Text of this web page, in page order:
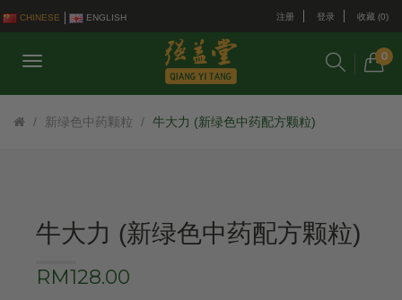
CHINESE ENGLISH 注册 登录 收藏 (0)
0
新绿色中药颗粒 牛大力 (新绿色中药配方颗粒)
牛大力 (新绿色中药配方颗粒)
RM128.00